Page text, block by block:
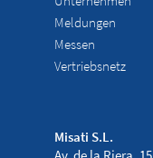
Meldungen
Messen
Vertriebsnetz
Misati S.L.